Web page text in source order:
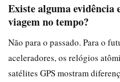
Existe alguma evidência
viagem no tempo?
Não para o passado. Para o
aceleradores, os relógios
satélites GPS mostram